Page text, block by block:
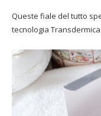
Queste fiale del tutto
tecnologia